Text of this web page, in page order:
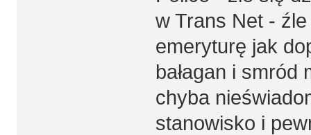
w Trans Net - źle
emeryturę jak
bałagan i
chyba
stanowisko i